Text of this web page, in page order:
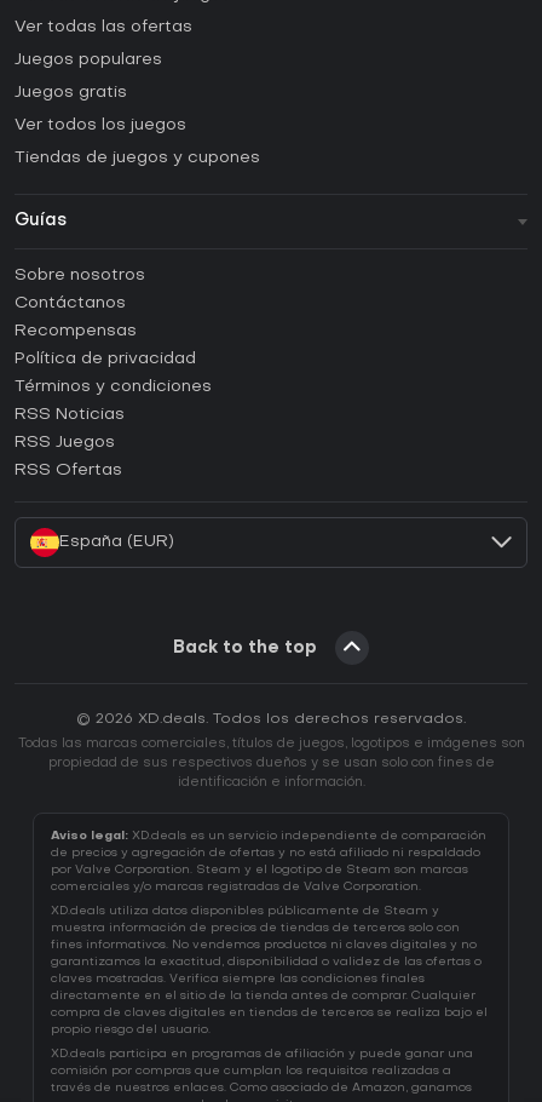
Ver todas las ofertas
Juegos populares
Juegos gratis
Ver todos los juegos
Tiendas de juegos y cupones
Guías
Guías y tutoriales
¿Cómo activar una CD Key de Steam?
¿Cómo activar una CD Key de Epic Games?
¿Cómo activar una CD Key de GOG?
¿Cómo activar una CD Key de Ubisoft Connect?
Sobre nosotros
Contáctanos
Recompensas
Política de privacidad
Términos y condiciones
RSS Noticias
RSS Juegos
RSS Ofertas
España (EUR)
Back to the top
© 2026 XD.deals. Todos los derechos reservados.
Todas las marcas comerciales, títulos de juegos, logotipos e imágenes son
propiedad de sus respectivos dueños y se usan solo con fines de
identificación e información.
Aviso legal: XD.deals es un servicio independiente de comparación
de precios y agregación de ofertas y no está afiliado ni respaldado
por Valve Corporation. Steam y el logotipo de Steam son marcas
comerciales y/o marcas registradas de Valve Corporation.
XD.deals utiliza datos disponibles públicamente de Steam y
muestra información de precios de tiendas de terceros solo con
fines informativos. No vendemos productos ni claves digitales y no
garantizamos la exactitud, disponibilidad o validez de las ofertas o
claves mostradas. Verifica siempre las condiciones finales
directamente en el sitio de la tienda antes de comprar. Cualquier
compra de claves digitales en tiendas de terceros se realiza bajo el
propio riesgo del usuario.
XD.deals participa en programas de afiliación y puede ganar una
comisión por compras que cumplan los requisitos realizadas a
través de nuestros enlaces. Como asociado de Amazon, ganamos